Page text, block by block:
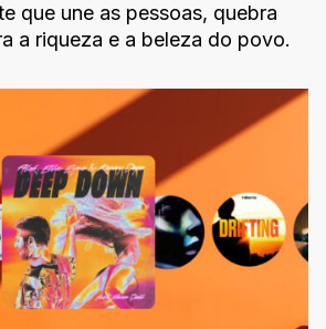
que une as pessoas, quebra
a riqueza e a beleza do povo.